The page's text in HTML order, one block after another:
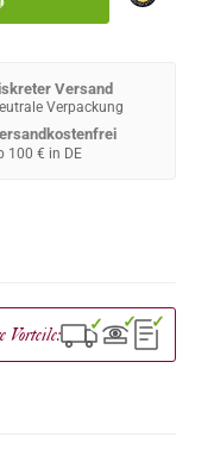
Versand
Verpackung
100 € in DE
Vorteile: ✓ ✓ ✓